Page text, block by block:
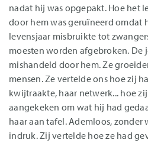
nadat hij was opgepakt. Hoe het
door hem was geruïneerd omdat
levensjaar misbruikte tot
moesten worden afgebroken. De
mishandeld door hem. Ze
mensen. Ze vertelde ons hoe zij
kwijtraakte, haar netwerk... hoe
aangekeken om wat hij had
haar aan tafel. Ademloos,
indruk. Zij vertelde hoe ze had